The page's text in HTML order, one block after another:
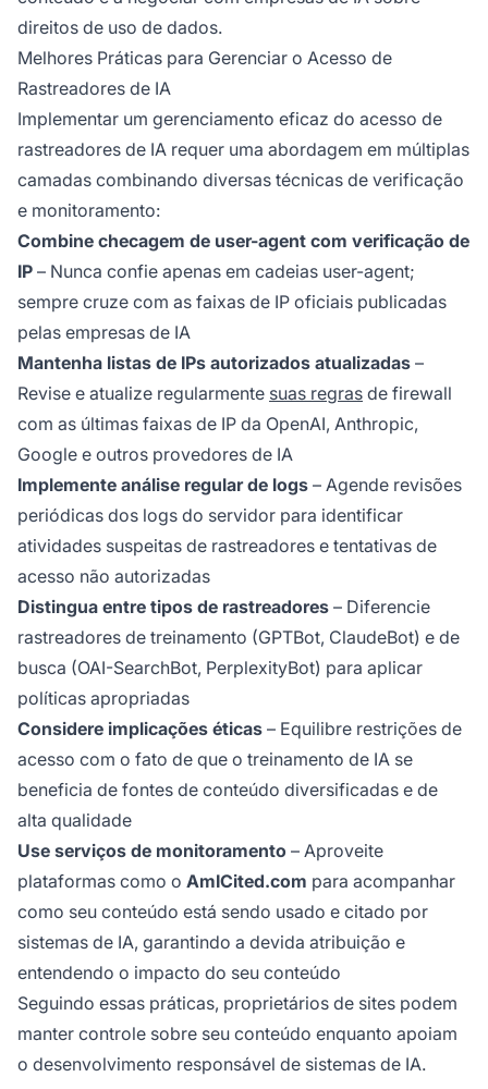
direitos de uso de dados.
Melhores Práticas para Gerenciar o Acesso de
Rastreadores de IA
Implementar um gerenciamento eficaz do acesso de
rastreadores de IA requer uma abordagem em múltiplas
camadas combinando diversas técnicas de verificação
e monitoramento:
Combine checagem de user-agent com verificação de
IP – Nunca confie apenas em cadeias user-agent;
sempre cruze com as faixas de IP oficiais publicadas
pelas empresas de IA
Mantenha listas de IPs autorizados atualizadas –
Revise e atualize regularmente suas regras de firewall
com as últimas faixas de IP da OpenAI, Anthropic,
Google e outros provedores de IA
Implemente análise regular de logs – Agende revisões
periódicas dos logs do servidor para identificar
atividades suspeitas de rastreadores e tentativas de
acesso não autorizadas
Distingua entre tipos de rastreadores – Diferencie
rastreadores de treinamento (GPTBot, ClaudeBot) e de
busca (OAI-SearchBot, PerplexityBot) para aplicar
políticas apropriadas
Considere implicações éticas – Equilibre restrições de
acesso com o fato de que o treinamento de IA se
beneficia de fontes de conteúdo diversificadas e de
alta qualidade
Use serviços de monitoramento – Aproveite
plataformas como o AmICited.com para acompanhar
como seu conteúdo está sendo usado e citado por
sistemas de IA, garantindo a devida atribuição e
entendendo o impacto do seu conteúdo
Seguindo essas práticas, proprietários de sites podem
manter controle sobre seu conteúdo enquanto apoiam
o desenvolvimento responsável de sistemas de IA.